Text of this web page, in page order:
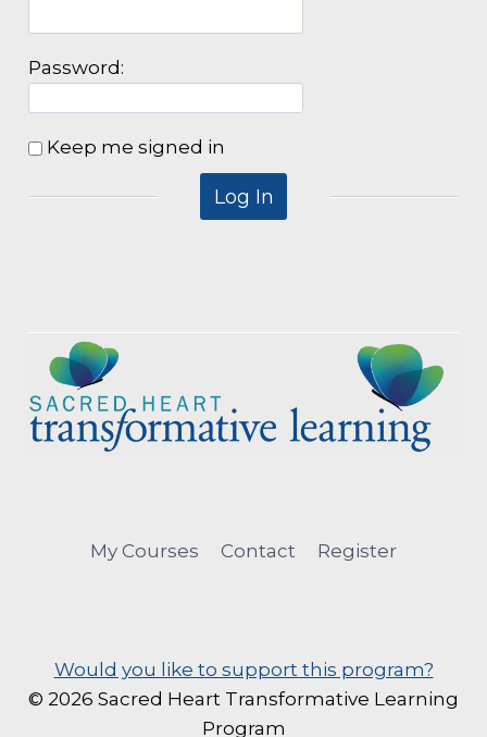
Password:
Keep me signed in
Log In
My Courses Contact Register
Would you like to support this program?
© 2026 Sacred Heart Transformative Learning
Program